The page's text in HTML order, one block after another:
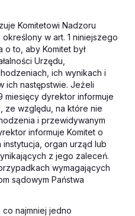
Komitetowi Nadzoru
w art. 1 niniejszego
to, aby Komitet był
Urzędu,
ich wynikach i
ich następstwie. Jeżeli
miesięcy dyrektor informuje
ze względu, na które nie
i przewidywanym
informuje Komitet o
organ urząd lub
z jego zaleceń.
wymagających
sądowym Państwa
co najmniej jedno